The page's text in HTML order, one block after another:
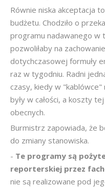
Równie niska akceptacja
budżetu. Chodziło o
programu nadawanego w
pozwoliłaby na
dotychczasowej formuły
raz w tygodniu. Radni
czasy, kiedy w
były w całości, a koszty
obecnych.
Burmistrz zapowiada, że
do zmiany stanowiska.
- Te programy są
reporterskiej przez
nie są realizowane pod